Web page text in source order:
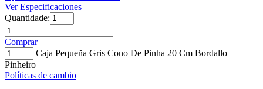
Ver Especificaciones
Quantidade:
Comprar
Caja Pequeña Gris Cono De Pinha 20 Cm Bordallo
Pinheiro
Políticas de cambio